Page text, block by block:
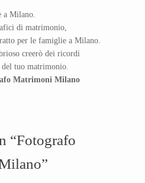
a Milano.
di matrimonio,
per le famiglie a Milano.
creerò dei ricordi
tuo matrimonio.
Matrimoni Milano
“Fotografo
”